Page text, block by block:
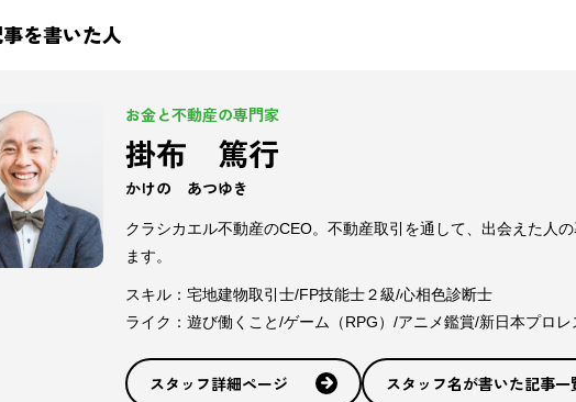
を書いた人
お金と不動産の専門家
掛布 篤行
かけの あつゆき
クラシカエル不動産のCEO。不動産取引を通して、出会えた人
ます。
スキル：宅地建物取引士/FP技能士２級/心相色診断士
ライク：遊び働くこと/ゲーム（RPG）/アニメ鑑賞/新日本プロレ
スタッフ詳細ページ スタッフ名が書いた記事一